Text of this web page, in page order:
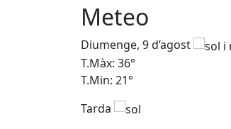
Meteo
Diumenge, 9 d’agost
T.Màx: 36°
T.Min: 21°
Tarda